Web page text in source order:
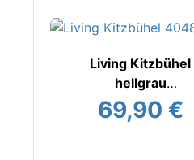
Living Kitzbühel
hellgrau
Hausschuh
69,90 €